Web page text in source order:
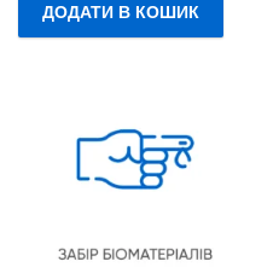
ДОДАТИ В КОШИК